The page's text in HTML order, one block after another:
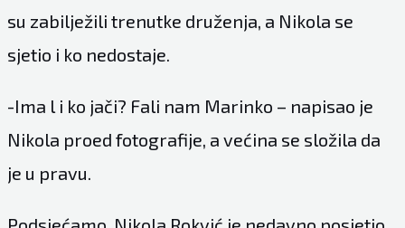
su zabilježili trenutke druženja, a Nikola se
sjetio i ko nedostaje.
-Ima l i ko jači? Fali nam Marinko – napisao je
Nikola proed fotografije, a većina se složila da
je u pravu.